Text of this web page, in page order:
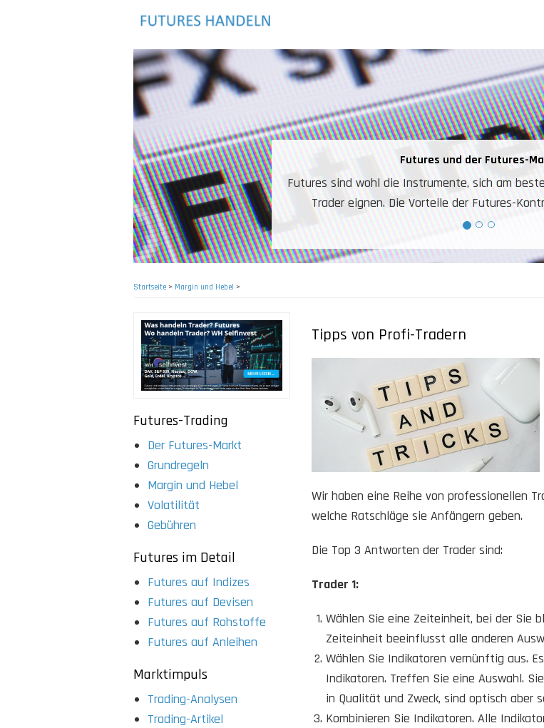
Warum aktive Trader Futures
Sehr einfaches Instrument. Sowohl Long- als
einziges Konto zum Handeln auf Marktindizes, Öl,
Niedrige Gebühren.
Startseite> Margin und Hebel >
Futures-Trading
Der Futures-Markt
Grundregeln
Margin und Hebel
Volatilität
Gebühren
Futures im Detail
Futures auf Indizes
Futures auf Devisen
Futures auf Rohstoffe
Futures auf Anleihen
Marktimpuls
Trading-Analysen
Trading-Artikel
Tipps von Profi-Tradern
Wir haben eine Reihe von professionellen
welche Ratschläge sie Anfängern geben.
Die Top 3 Antworten der Trader sind:
Trader 1:
Wählen Sie eine Zeiteinheit, bei der Sie
Zeiteinheit beeinflusst alle anderen
Wählen Sie Indikatoren vernünftig aus.
Indikatoren. Treffen Sie eine Auswahl.
in Qualität und Zweck, sind optisch aber
Kombinieren Sie Indikatoren. Alle